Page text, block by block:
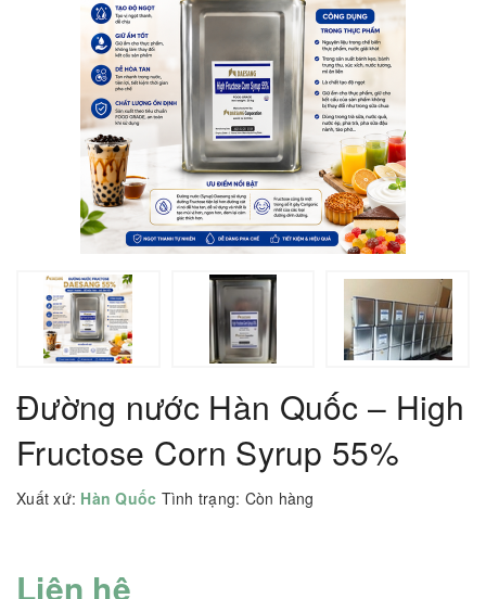
Đường nước Hàn Quốc – High
Fructose Corn Syrup 55%
Xuất xứ: Hàn Quốc Tình trạng: Còn hàng
Liên hệ